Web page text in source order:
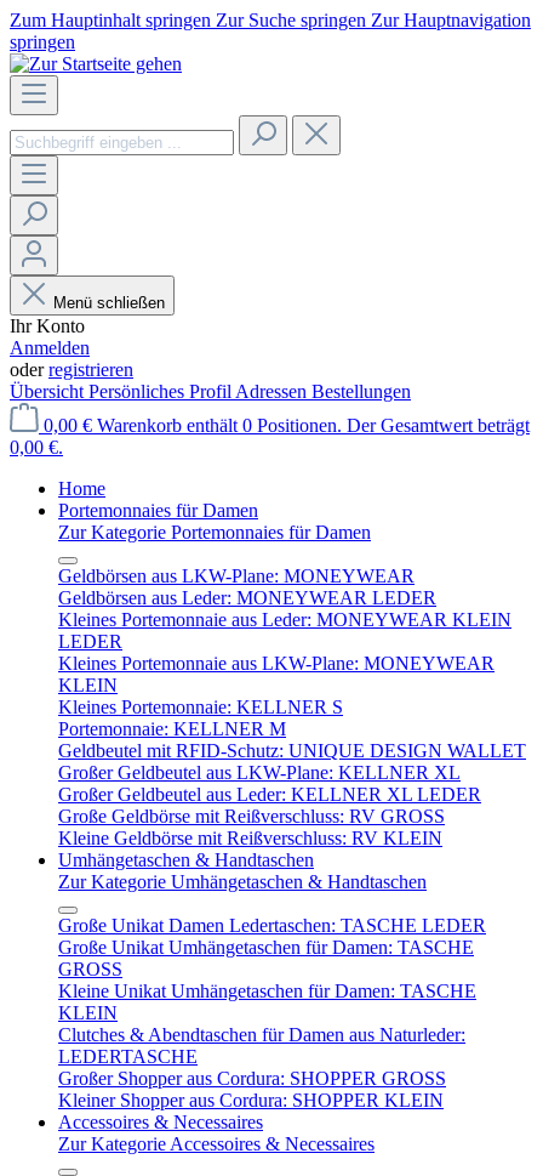
Zum Hauptinhalt springen Zur Suche springen Zur Hauptnavigation
springen
Menü schließen
Ihr Konto
Anmelden
oderregistrieren
Übersicht Persönliches Profil Adressen Bestellungen
0,00 € Warenkorb enthält 0 Positionen. Der Gesamtwert beträgt
0,00 €.
Home
Portemonnaies für Damen
Zur Kategorie Portemonnaies für Damen
Geldbörsen aus LKW-Plane: MONEYWEAR
Geldbörsen aus Leder: MONEYWEAR LEDER
Kleines Portemonnaie aus Leder: MONEYWEAR KLEIN
LEDER
Kleines Portemonnaie aus LKW-Plane: MONEYWEAR
KLEIN
Kleines Portemonnaie: KELLNER S
Portemonnaie: KELLNER M
Geldbeutel mit RFID-Schutz: UNIQUE DESIGN WALLET
Großer Geldbeutel aus LKW-Plane: KELLNER XL
Großer Geldbeutel aus Leder: KELLNER XL LEDER
Große Geldbörse mit Reißverschluss: RV GROSS
Kleine Geldbörse mit Reißverschluss: RV KLEIN
Umhängetaschen & Handtaschen
Zur Kategorie Umhängetaschen & Handtaschen
Große Unikat Damen Ledertaschen: TASCHE LEDER
Große Unikat Umhängetaschen für Damen: TASCHE
GROSS
Kleine Unikat Umhängetaschen für Damen: TASCHE
KLEIN
Clutches & Abendtaschen für Damen aus Naturleder:
LEDERTASCHE
Großer Shopper aus Cordura: SHOPPER GROSS
Kleiner Shopper aus Cordura: SHOPPER KLEIN
Accessoires & Necessaires
Zur Kategorie Accessoires & Necessaires